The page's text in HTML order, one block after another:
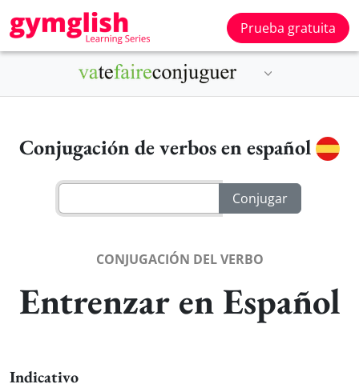
Prueba gratuita
Conjugación de verbos en español
CONJUGACIÓN DEL VERBO
Entrenzar en Español
Indicativo